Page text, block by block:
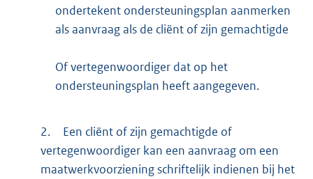
ondertekent ondersteuningsplan aanmerken
als aanvraag als de cliënt of zijn gemachtigde
Of vertegenwoordiger dat op het
ondersteuningsplan heeft aangegeven.
2.
Een cliënt of zijn gemachtigde of
vertegenwoordiger kan een aanvraag om een
maatwerkvoorziening schriftelijk indienen bij het